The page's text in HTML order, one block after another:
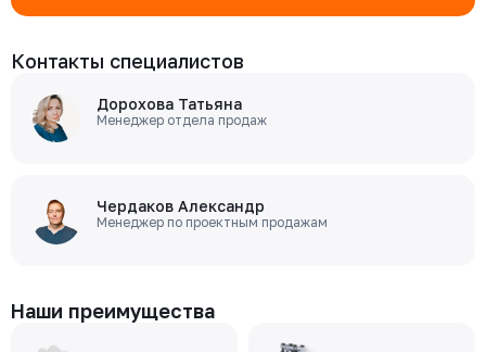
Контакты специалистов
Дорохова Татьяна
Менеджер отдела продаж
Чердаков Александр
Менеджер по проектным продажам
Наши преимущества